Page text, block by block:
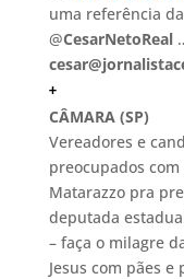
uma referência
@CesarNetoReal
+
CÂMARA (SP)
Vereadores e
preocupados com
Matarazzo pra
deputada
– faça o milagre
Jesus com pães e